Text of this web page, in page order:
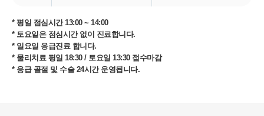
* 평일 점심시간 13:00 ~ 14:00
* 토요일은 점심시간 없이 진료합니다.
* 일요일 응급진료 합니다.
* 물리치료 평일 18:30 / 토요일 13:30 접수마감
* 응급 골절 및 수술 24시간 운영됩니다.
개인정보활용동의